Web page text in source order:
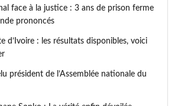
face à la justice : 3 ans de prison ferme
prononcés
d’Ivoire : les résultats disponibles, voici
président de l’Assemblée nationale du